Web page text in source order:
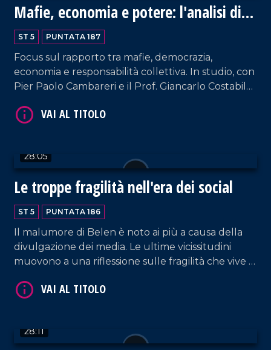
Mafie, economia e potere: l'analisi di
Nicaso
ST 5 PUNTATA 187
Focus sul rapporto tra mafie, democrazia,
economia e responsabilità collettiva. In studio, con
Pier Paolo Cambareri e il Prof. Giancarlo Costabile,
tra i massimi studiosi delle mafie a livello
28:05
Le troppe fragilità nell'era dei social
ST 5 PUNTATA 186
Il malumore di Belen è noto ai più a causa della
divulgazione dei media. Le ultime vicissitudini
muovono a una riflessione sulle fragilità che vive la
soldi. Ne parliamo con Alfonso Amendola, docente
Cosenza.
28:11
VAI AL TITOLO